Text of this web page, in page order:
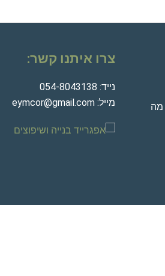
מה
צרו איתנו קשר:
נייד: 054-8043138
מייל:eymcor@gmail.com